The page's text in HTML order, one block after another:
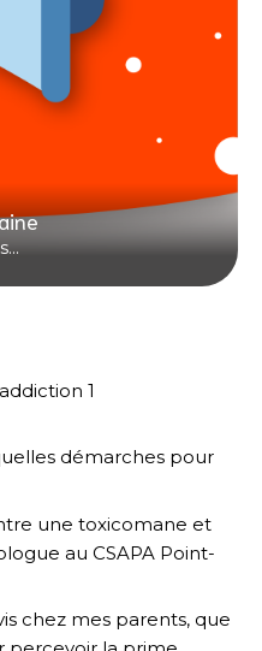
1
démarches pour
une toxicomane et
au CSAPA Point-
chez mes parents, que